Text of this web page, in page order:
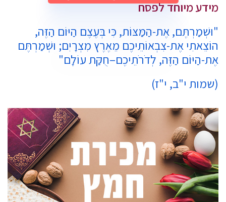
מידע מיוחד לפסח
"וּשְׁמַרְתֶּם, אֶת-הַמַּצּוֹת, כִּי בְּעֶצֶם הַיּוֹם הַזֶּה,
הוֹצֵאתִי אֶת-צִבְאוֹתֵיכֶם מֵאֶרֶץ מִצְרָיִם; וּשְׁמַרְתֶּם
אֶת-הַיּוֹם הַזֶּה, לְדֹרֹתֵיכֶם–חֻקַּת עוֹלָם"
(שמות י"ב, י"ז)